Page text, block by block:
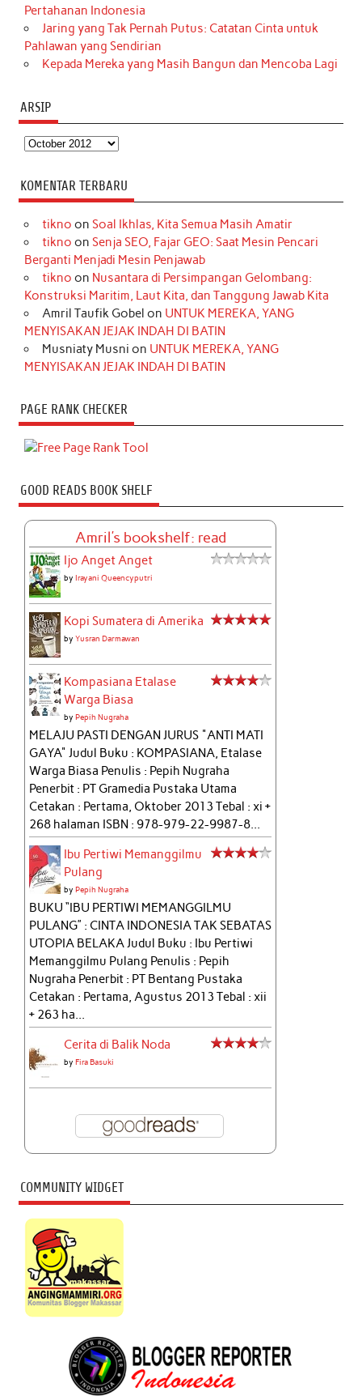
Pertahanan Indonesia
Jaring yang Tak Pernah Putus: Catatan Cinta untuk
Pahlawan yang Sendirian
Kepada Mereka yang Masih Bangun dan Mencoba Lagi
ARSIP
Arsip
KOMENTAR TERBARU
tikno on Soal Ikhlas, Kita Semua Masih Amatir
tikno on Senja SEO, Fajar GEO: Saat Mesin Pencari
Berganti Menjadi Mesin Penjawab
tikno on Nusantara di Persimpangan Gelombang:
Konstruksi Maritim, Laut Kita, dan Tanggung Jawab Kita
Amril Taufik Gobel on UNTUK MEREKA, YANG
MENYISAKAN JEJAK INDAH DI BATIN
Musniaty Musni on UNTUK MEREKA, YANG
MENYISAKAN JEJAK INDAH DI BATIN
PAGE RANK CHECKER
GOOD READS BOOK SHELF
Amril's bookshelf: read
Ijo Anget Anget
byIrayani Queencyputri
Kopi Sumatera di Amerika
byYusran Darmawan
Kompasiana Etalase
Warga Biasa
byPepih Nugraha
MELAJU PASTI DENGAN JURUS "ANTI MATI
GAYA" Judul Buku : KOMPASIANA, Etalase
Warga Biasa Penulis : Pepih Nugraha
Penerbit : PT Gramedia Pustaka Utama
Cetakan : Pertama, Oktober 2013 Tebal : xi +
268 halaman ISBN : 978-979-22-9987-8...
Ibu Pertiwi Memanggilmu
Pulang
byPepih Nugraha
BUKU “IBU PERTIWI MEMANGGILMU
PULANG” : CINTA INDONESIA TAK SEBATAS
UTOPIA BELAKA Judul Buku : Ibu Pertiwi
Memanggilmu Pulang Penulis : Pepih
Nugraha Penerbit : PT Bentang Pustaka
Cetakan : Pertama, Agustus 2013 Tebal : xii
+ 263 ha...
Cerita di Balik Noda
byFira Basuki
COMMUNITY WIDGET